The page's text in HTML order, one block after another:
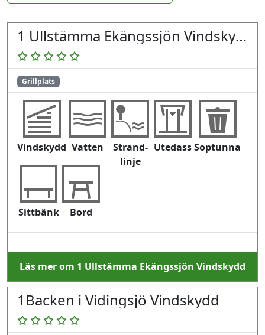
1 Ullstämma Ekängssjön Vindskydd
Grillplats
Vindskydd Vatten
Strand-
linje
UtedassSoptunna
Sittbänk Bord
Läs mer om 1 Ullstämma Ekängssjön Vindskydd
1Backen i Vidingsjö Vindskydd